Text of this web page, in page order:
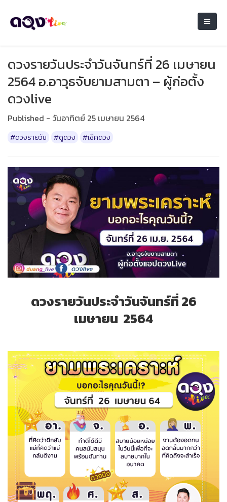
ดวงรายวันประจำวันจันทร์ที่ 26 เมษายน
2564 อ.อาวุธจับยามสามตา – ผู้ก่อตั้ง
ดวงlive
Published - วันอาทิตย์ 25 เมษายน 2564
#ดวงรายวัน #ดูดวง #เช็คดวง
ดวงรายวันประจำวันจันทร์ที่ 26
เมษายน 2564